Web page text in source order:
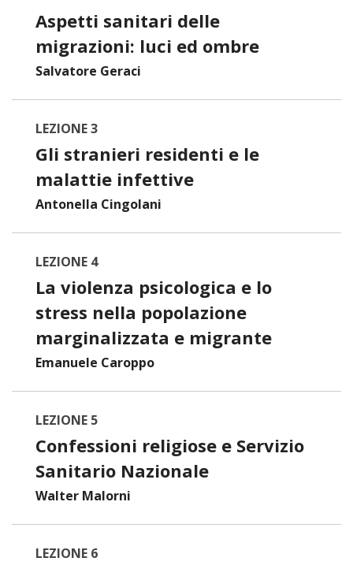
Aspetti sanitari delle
migrazioni: luci ed ombre
Salvatore Geraci
LEZIONE 3
Gli stranieri residenti e le
malattie infettive
Antonella Cingolani
LEZIONE 4
La violenza psicologica e lo
stress nella popolazione
marginalizzata e migrante
Emanuele Caroppo
LEZIONE 5
Confessioni religiose e Servizio
Sanitario Nazionale
Walter Malorni
LEZIONE 6